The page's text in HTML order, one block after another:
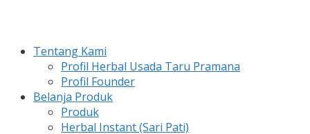
Tentang Kami
Profil Herbal Usada Taru Pramana
Profil Founder
Belanja Produk
Produk
Herbal Instant (Sari Pati)